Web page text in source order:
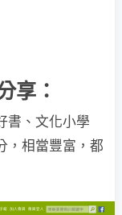
享：
書、文化小學
，相當豐富，都